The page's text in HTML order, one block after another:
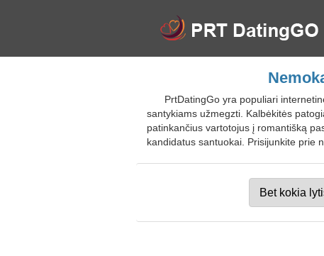
PrtDatingGo yra populiari
santykiams užmegzti. Kalbėkitės
patinkančius vartotojus į romantišką
kandidatus santuokai. Prisijunkite prie